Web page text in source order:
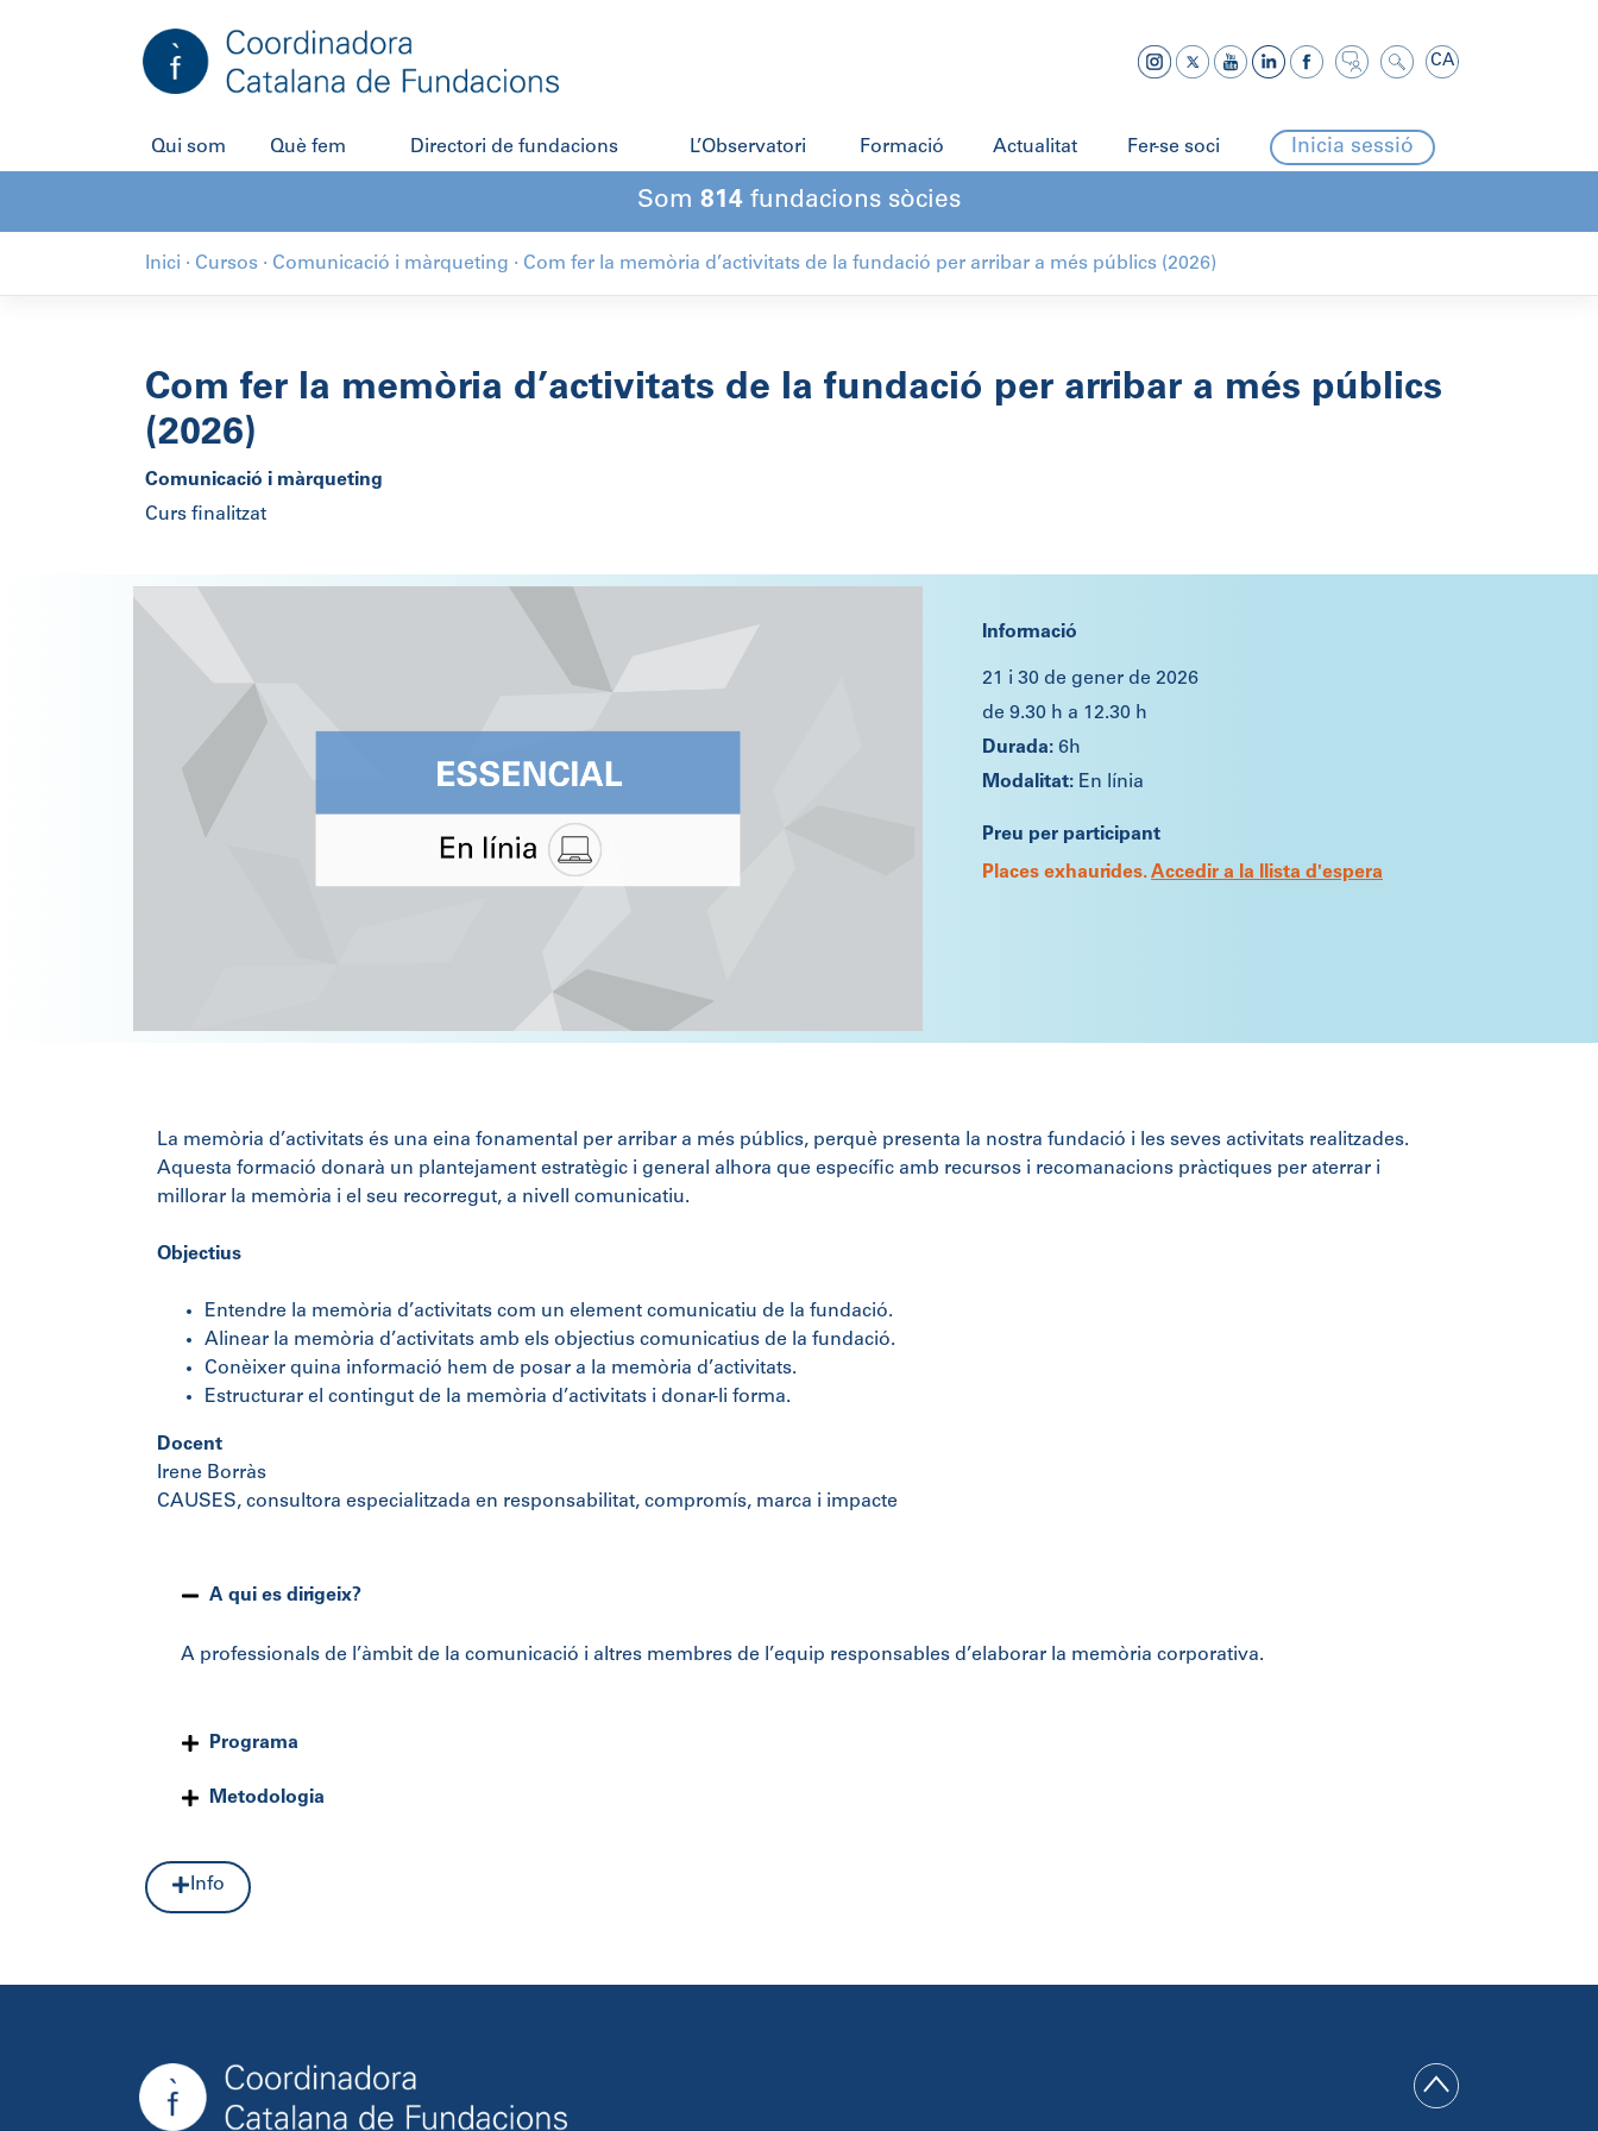
CA
Qui som Què fem Directori de fundacions L’Observatori Formació Actualitat Fer-se soci Inicia sessió
Som 814 fundacions sòcies
Inici · Cursos · Comunicació i màrqueting · Com fer la memòria d’activitats de la fundació per arribar a més públics (2026)
Com fer la memòria d’activitats de la fundació per arribar a més públics
(2026)
Comunicació i màrqueting
Curs finalitzat
Informació
21 i 30 de gener de 2026
de 9.30 h a 12.30 h
6h
En línia
Preu per participant
Places exhaurides.Accedir a la llista d'espera
La memòria d’activitats és una eina fonamental per arribar a més públics, perquè presenta la nostra fundació i les seves activitats realitzades.
Aquesta formació donarà un plantejament estratègic i general alhora que específic amb recursos i recomanacions pràctiques per aterrar i
millorar la memòria i el seu recorregut, a nivell comunicatiu.
Objectius
Entendre la memòria d’activitats com un element comunicatiu de la fundació.
Alinear la memòria d’activitats amb els objectius comunicatius de la fundació.
Conèixer quina informació hem de posar a la memòria d’activitats.
Estructurar el contingut de la memòria d’activitats i donar-li forma.
Docent
Irene Borràs
CAUSES, consultora especialitzada en responsabilitat, compromís, marca i impacte
A qui es dirigeix?
A professionals de l’àmbit de la comunicació i altres membres de l’equip responsables d’elaborar la memòria corporativa.
Programa
Metodologia
Info